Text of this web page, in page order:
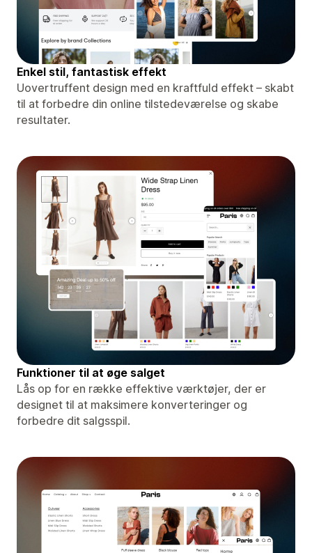
Enkel stil, fantastisk effekt
Uovertruffent design med en kraftfuld effekt – skabt
til at forbedre din online tilstedeværelse og skabe
resultater.
Funktioner til at øge salget
Lås op for en række effektive værktøjer, der er
designet til at maksimere konverteringer og
forbedre dit salgsspil.